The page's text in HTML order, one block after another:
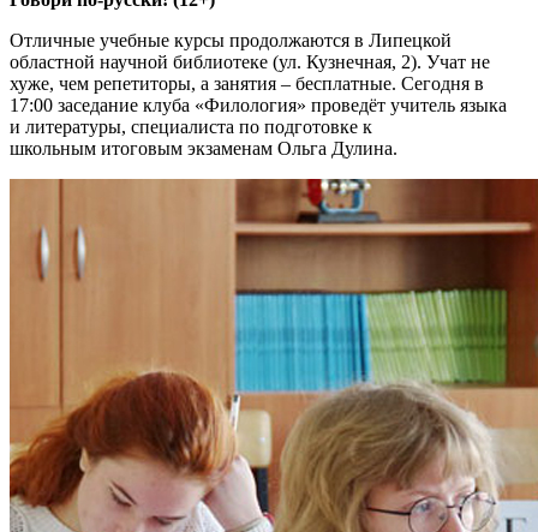
Отличные учебные курсы продолжаются в Липецкой
областной научной библиотеке (ул. Кузнечная, 2). Учат не
хуже, чем репетиторы, а занятия – бесплатные. Сегодня в
17:00 заседание клуба «Филология» проведёт учитель языка
и литературы, специалиста по подготовке к
школьным итоговым экзаменам Ольга Дулина.